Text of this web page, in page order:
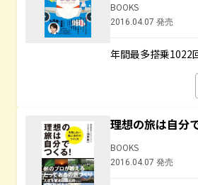
BOOKS
2016.04.07 発売
年間最多搭乗1022
理想の旅は自分
BOOKS
2016.04.07 発売